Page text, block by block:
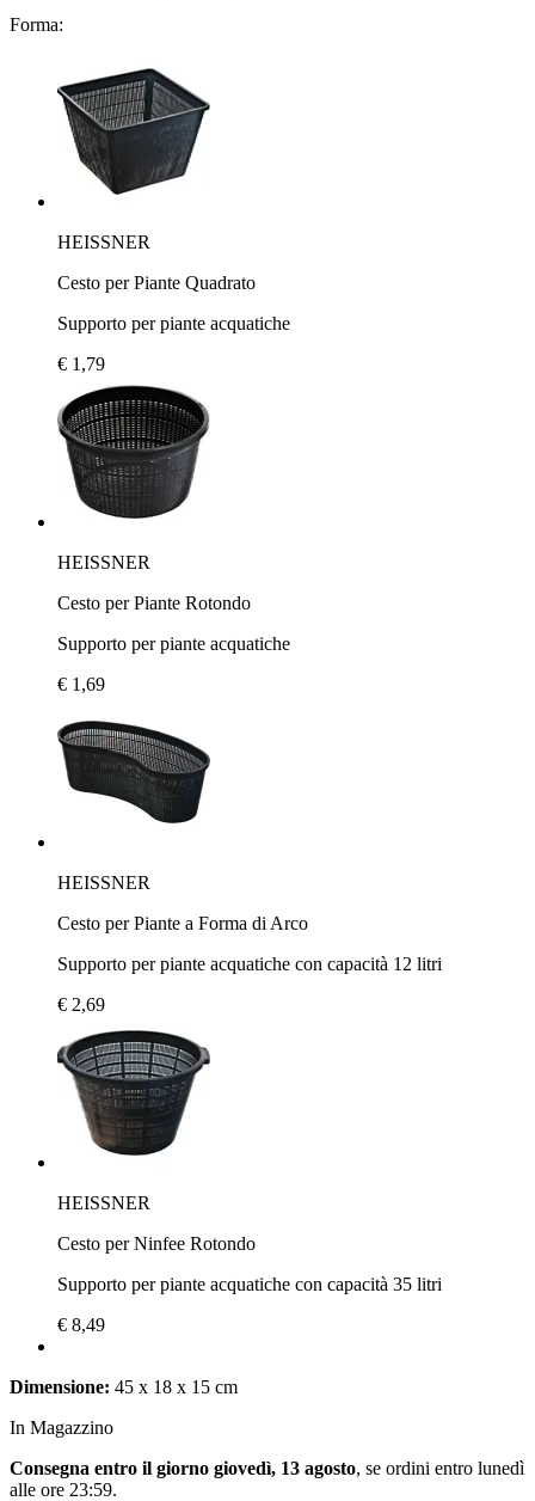
Forma:
HEISSNER
Cesto per Piante Quadrato
Supporto per piante acquatiche
€ 1,79
HEISSNER
Cesto per Piante Rotondo
Supporto per piante acquatiche
€ 1,69
HEISSNER
Cesto per Piante a Forma di Arco
Supporto per piante acquatiche con capacità 12 litri
€ 2,69
HEISSNER
Cesto per Ninfee Rotondo
Supporto per piante acquatiche con capacità 35 litri
€ 8,49
Dimensione: 45 x 18 x 15 cm
In Magazzino
Consegna entro il giorno giovedì, 13 agosto, se ordini entro lunedì
alle ore 23:59.